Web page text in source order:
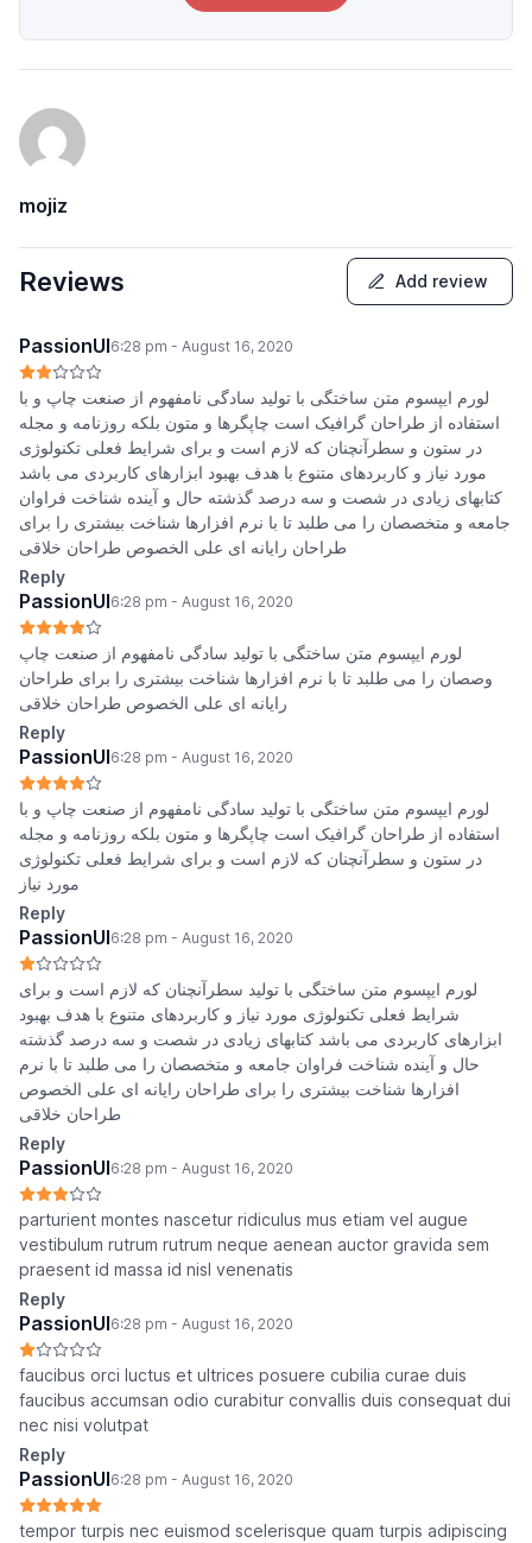
mojiz
Reviews Add review
PassionUI6:28 pm - August 16, 2020
لورم ایپسوم متن ساختگی با تولید سادگی نامفهوم از صنعت چاپ و با
استفاده از طراحان گرافیک است چاپگرها و متون بلکه روزنامه و مجله
در ستون و سطرآنچنان که لازم است و برای شرایط فعلی تکنولوژی
مورد نیاز و کاربردهای متنوع با هدف بهبود ابزارهای کاربردی می باشد
کتابهای زیادی در شصت و سه درصد گذشته حال و آینده شناخت فراوان
جامعه و متخصصان را می طلبد تا با نرم افزارها شناخت بیشتری را برای
طراحان رایانه ای علی الخصوص طراحان خلاقی
Reply
PassionUI6:28 pm - August 16, 2020
لورم ایپسوم متن ساختگی با تولید سادگی نامفهوم از صنعت چاپ
وصصان را می طلبد تا با نرم افزارها شناخت بیشتری را برای طراحان
رایانه ای علی الخصوص طراحان خلاقی
Reply
PassionUI6:28 pm - August 16, 2020
لورم ایپسوم متن ساختگی با تولید سادگی نامفهوم از صنعت چاپ و با
استفاده از طراحان گرافیک است چاپگرها و متون بلکه روزنامه و مجله
در ستون و سطرآنچنان که لازم است و برای شرایط فعلی تکنولوژی
مورد نیاز
Reply
PassionUI6:28 pm - August 16, 2020
لورم ایپسوم متن ساختگی با تولید سطرآنچنان که لازم است و برای
شرایط فعلی تکنولوژی مورد نیاز و کاربردهای متنوع با هدف بهبود
ابزارهای کاربردی می باشد کتابهای زیادی در شصت و سه درصد گذشته
حال و آینده شناخت فراوان جامعه و متخصصان را می طلبد تا با نرم
افزارها شناخت بیشتری را برای طراحان رایانه ای علی الخصوص
طراحان خلاقی
Reply
PassionUI6:28 pm - August 16, 2020
parturient montes nascetur ridiculus mus etiam vel augue
vestibulum rutrum rutrum neque aenean auctor gravida sem
praesent id massa id nisl venenatis
Reply
PassionUI6:28 pm - August 16, 2020
faucibus orci luctus et ultrices posuere cubilia curae duis
faucibus accumsan odio curabitur convallis duis consequat dui
nec nisi volutpat
Reply
PassionUI6:28 pm - August 16, 2020
tempor turpis nec euismod scelerisque quam turpis adipiscing